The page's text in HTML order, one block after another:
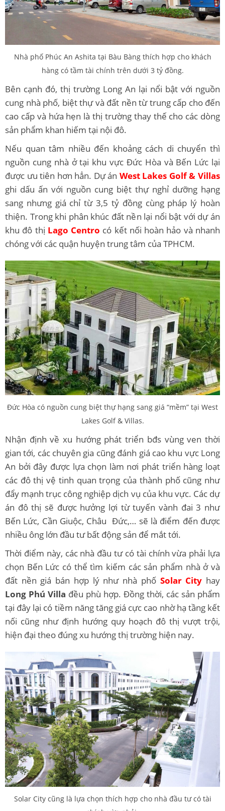
Nhà phố Phúc An Ashita tại Bàu Bàng thích hợp cho khách
hàng có tầm tài chính trên dưới 3 tỷ đồng.
Bên cạnh đó, thị trường Long An lại nổi bật với nguồn
cung nhà phố, biệt thự và đất nền từ trung cấp cho đến
cao cấp và hứa hẹn là thị trường thay thế cho các dòng
sản phẩm khan hiếm tại nội đô.
Nếu quan tâm nhiều đến khoảng cách di chuyển thì
nguồn cung nhà ở tại khu vực Đức Hòa và Bến Lức lại
được ưu tiên hơn hẳn. Dự án West Lakes Golf & Villas
ghi dấu ấn với nguồn cung biệt thự nghỉ dưỡng hạng
sang nhưng giá chỉ từ 3,5 tỷ đồng cùng pháp lý hoàn
thiện. Trong khi phân khúc đất nền lại nổi bật với dự án
khu đô thị Lago Centro có kết nối hoàn hảo và nhanh
chóng với các quận huyện trung tâm của TPHCM.
Đức Hòa có nguồn cung biệt thự hạng sang giá “mềm” tại West
Lakes Golf & Villas.
Nhận định về xu hướng phát triển bđs vùng ven thời
gian tới, các chuyên gia cũng đánh giá cao khu vực Long
An bởi đây được lựa chọn làm nơi phát triển hàng loạt
các đô thị vệ tinh quan trọng của thành phố cũng như
đẩy mạnh trục công nghiệp dịch vụ của khu vực. Các dự
án đô thị sẽ được hưởng lợi từ tuyến vành đai 3 như
Bến Lức, Cần Giuộc, Châu Đức,… sẽ là điểm đến được
nhiều ông lớn đầu tư bất động sản để mắt tới.
Thời điểm này, các nhà đầu tư có tài chính vừa phải lựa
chọn Bến Lức có thể tìm kiếm các sản phẩm nhà ở và
đất nền giá bán hợp lý như nhà phố Solar City hay
Long Phú Villa đều phù hợp. Đồng thời, các sản phẩm
tại đây lại có tiềm năng tăng giá cực cao nhờ hạ tầng kết
nối cũng như định hướng quy hoạch đô thị vượt trội,
hiện đại theo đúng xu hướng thị trường hiện nay.
Solar City cũng là lựa chọn thích hợp cho nhà đầu tư có tài